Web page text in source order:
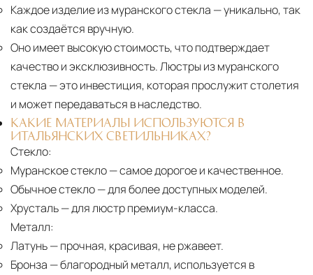
Каждое изделие из муранского стекла — уникально, так
как создаётся вручную.
Оно имеет высокую стоимость, что подтверждает
качество и эксклюзивность. Люстры из муранского
стекла — это инвестиция, которая прослужит столетия
и может передаваться в наследство.
КАКИЕ МАТЕРИАЛЫ ИСПОЛЬЗУЮТСЯ В
ИТАЛЬЯНСКИХ СВЕТИЛЬНИКАХ?
Стекло:
Муранское стекло— самое дорогое и качественное.
Обычное стекло— для более доступных моделей.
Хрусталь— для люстр премиум-класса.
Металл:
Латунь— прочная, красивая, не ржавеет.
Бронза — благородный металл, используется в